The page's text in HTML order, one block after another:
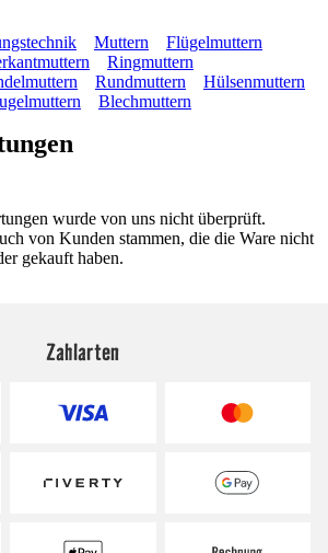
Muttern
Flügelmuttern
Ringmuttern
Rundmuttern
Hülsenmuttern
Blechmuttern
wurde von uns nicht überprüft.
von Kunden stammen, die die Ware nicht
gekauft haben.
Zahlarten